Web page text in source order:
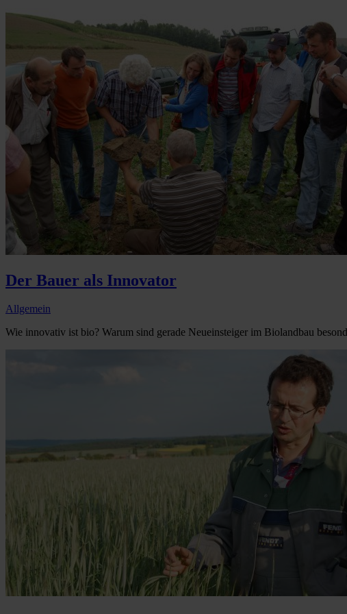
Der Bauer als Innovator
Allgemein
Wie innovativ ist bio? Warum sind gerade Neueinsteiger im Biolandbau